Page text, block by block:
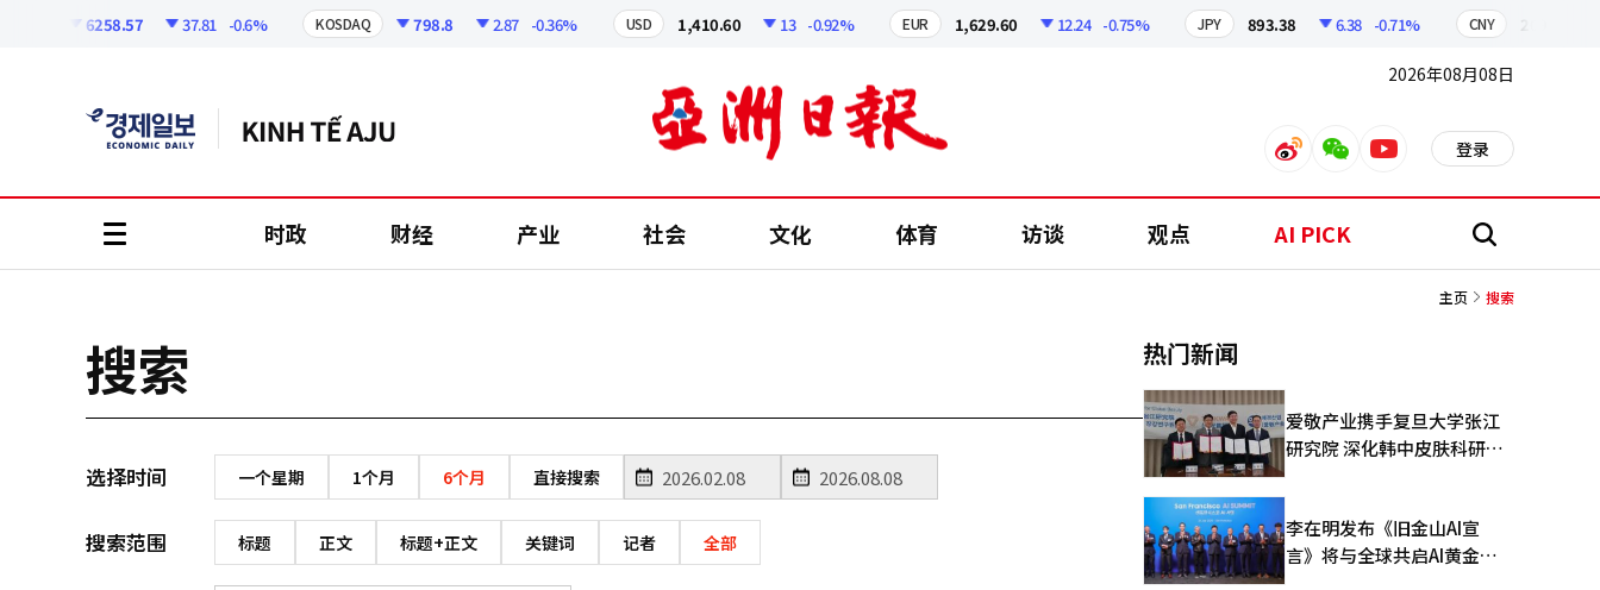
6258.57 37.81 -0.6% KOSDAQ 798.8 2.87 -0.36% USD 1,410.60 13 -0.92% EUR 1,629.60 12.24 -0.75% JPY 893.38 6.38 -0.71% CNY
2026年08月08日
weiboweixinyoutube 登录
时政 财经 产业 社会 文化 体育 访谈 观点 AI PICK 搜
主页 搜索
搜索
选择时间 一个星期 1个月 6个月 直接搜索
搜索范围 标题 正文 标题+正文 关键词 记者 全部
热门新闻
爱敬产业携手复旦大学张江
研究院 深化韩中皮肤科研合
李在明发布《旧金山AI宣
言》将与全球共启AI黄金时